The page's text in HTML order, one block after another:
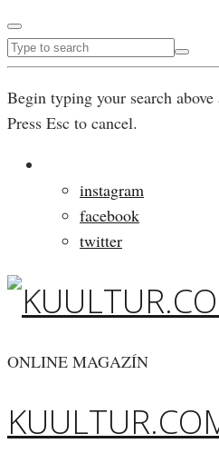
Begin typing your search
Press Esc to cancel.
instagram
facebook
twitter
ONLINE MAGAZÍN